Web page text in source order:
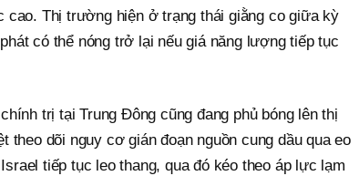
Thị trường hiện ở trạng thái giằng co giữa kỳ
có thể nóng trở lại nếu giá năng lượng tiếp tục
trị tại Trung Đông cũng đang phủ bóng lên thị
dõi nguy cơ gián đoạn nguồn cung dầu qua eo
tiếp tục leo thang, qua đó kéo theo áp lực lạm